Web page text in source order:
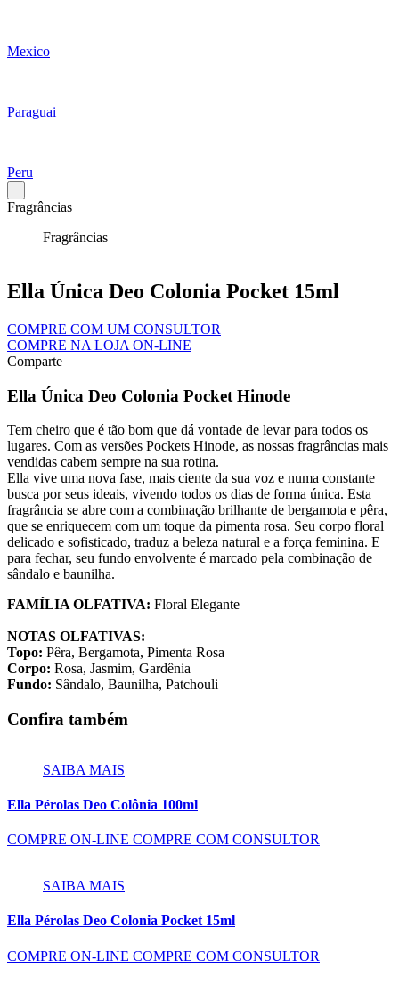
Mexico
Paraguai
Peru
Fragrâncias
Fragrâncias
Ella Única Deo Colonia Pocket 15ml
COMPRE COM UM CONSULTOR
COMPRE NA LOJA ON-LINE
Comparte
Ella Única Deo Colonia Pocket Hinode
Tem cheiro que é tão bom que dá vontade de levar para todos os
lugares. Com as versões Pockets Hinode, as nossas fragrâncias mais
vendidas cabem sempre na sua rotina.
Ella vive uma nova fase, mais ciente da sua voz e numa constante
busca por seus ideais, vivendo todos os dias de forma única. Esta
fragrância se abre com a combinação brilhante de bergamota e pêra,
que se enriquecem com um toque da pimenta rosa. Seu corpo floral
delicado e sofisticado, traduz a beleza natural e a força feminina. E
para fechar, seu fundo envolvente é marcado pela combinação de
sândalo e baunilha.
FAMÍLIA OLFATIVA: Floral Elegante
NOTAS OLFATIVAS:
Topo: Pêra, Bergamota, Pimenta Rosa
Corpo: Rosa, Jasmim, Gardênia
Fundo: Sândalo, Baunilha, Patchouli
Confira também
SAIBA MAIS
Ella Pérolas Deo Colônia 100ml
COMPRE ON-LINE COMPRE COM CONSULTOR
SAIBA MAIS
Ella Pérolas Deo Colonia Pocket 15ml
COMPRE ON-LINE COMPRE COM CONSULTOR